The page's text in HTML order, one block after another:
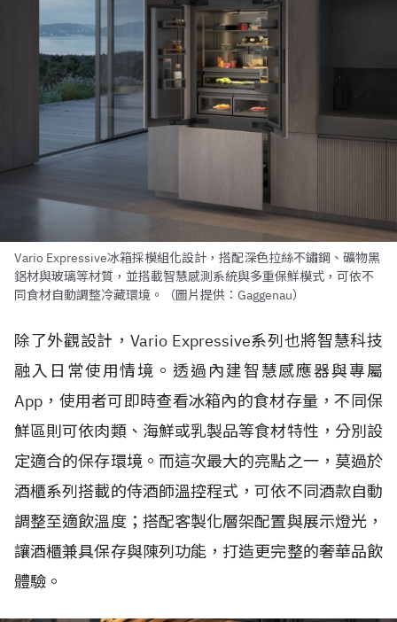
Vario Expressive冰箱採模組化設計，搭配深色拉絲不鏽鋼、礦物黑
鋁材與玻璃等材質，並搭載智慧感測系統與多重保鮮模式，可依不
同食材自動調整冷藏環境。（圖片提供：Gaggenau）
除了外觀設計，Vario Expressive系列也將智慧科技
融入日常使用情境。透過內建智慧感應器與專屬
App，使用者可即時查看冰箱內的食材存量，不同保
鮮區則可依肉類、海鮮或乳製品等食材特性，分別設
定適合的保存環境。而這次最大的亮點之一，莫過於
酒櫃系列搭載的侍酒師溫控程式，可依不同酒款自動
調整至適飲溫度；搭配客製化層架配置與展示燈光，
讓酒櫃兼具保存與陳列功能，打造更完整的奢華品飲
體驗。